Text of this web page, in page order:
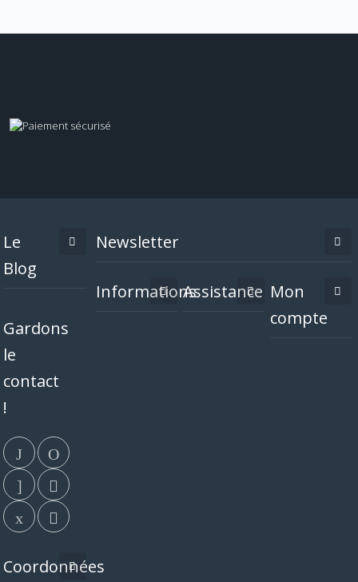
Le
Blog
Gardons
le
contact
!
Coordonnées
Newsletter
InformationsAssistance Mon
compte